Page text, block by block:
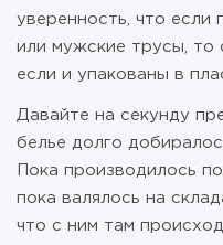
уверенность, что если
или мужские трусы, то
если и упакованы в
Давайте на секунду
белье долго
Пока производилось
пока валялось на
что с ним там